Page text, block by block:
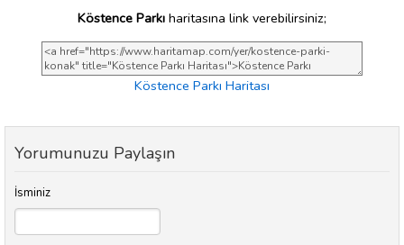
Köstence Parkı haritasına link verebilirsiniz;
Köstence Parkı Haritası
Yorumunuzu Paylaşın
İsminiz